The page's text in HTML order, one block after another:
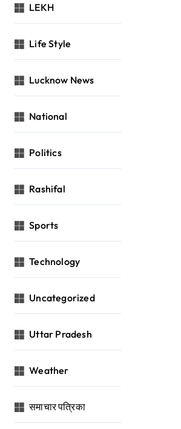
LEKH
Life Style
Lucknow News
National
Politics
Rashifal
Sports
Technology
Uncategorized
Uttar Pradesh
Weather
समाचार पत्रिका